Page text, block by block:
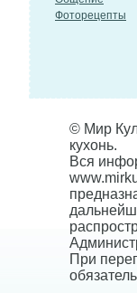
Фоторецепты
© Мир
кухонь.
Вся
При